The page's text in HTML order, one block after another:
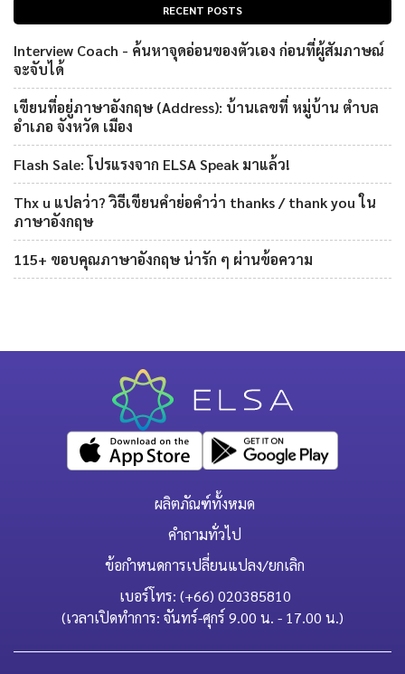
RECENT POSTS
Interview Coach - ค้นหาจุดอ่อนของตัวเอง ก่อนที่ผู้สัมภาษณ์
จะจับได้
เขียนที่อยู่ภาษาอังกฤษ (Address): บ้านเลขที่ หมู่บ้าน ตำบล
อำเภอ จังหวัด เมือง
Flash Sale: โปรแรงจาก ELSA Speak มาแล้ว!
Thx u แปลว่า? วิธีเขียนคำย่อคำว่า thanks / thank you ใน
ภาษาอังกฤษ
115+ ขอบคุณภาษาอังกฤษ น่ารัก ๆ ผ่านข้อความ
ผลิตภัณฑ์ทั้งหมด
คำถามทั่วไป
ข้อกำหนดการเปลี่ยนแปลง/ยกเลิก
เบอร์โทร: (+66) 020385810
(เวลาเปิดทำการ: จันทร์-ศุกร์ 9.00 น. - 17.00 น.)